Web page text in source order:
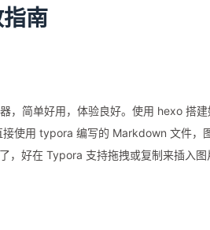
南
，简单好用，体验良好。使用 hexo 搭
使用 typora 编写的 Markdown 文件，
，好在 Typora 支持拖拽或复制来插入